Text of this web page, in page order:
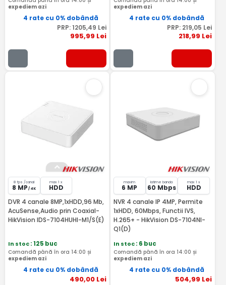
expediem azi
4 rate cu 0% dobândă
PRP: 1205,49 Lei
995,99 Lei
expediem azi
4 rate cu 0% dobândă
PRP: 219,05 Lei
218,99 Lei
8 fps /canal
8 MP / 4K
max 1 x
HDD
DVR 4 canale 8MP,1xHDD,96 Mb,
AcuSense,Audio prin Coaxial-
HikVision IDS-7104HUHI-M1/S(E)
In stoc: 125 buc
Comandă până în ora 14:00 și
expediem azi
4 rate cu 0% dobândă
490,00Lei
maxim
6 MP
latime banda
60 Mbps
max 1 x
HDD
NVR 4 canale IP 4MP, Permite
1xHDD, 60Mbps, Functii IVS,
H.265+ - HikVision DS-7104NI-
Q1(D)
In stoc: 6 buc
Comandă până în ora 14:00 și
expediem azi
4 rate cu 0% dobândă
504,99 Lei